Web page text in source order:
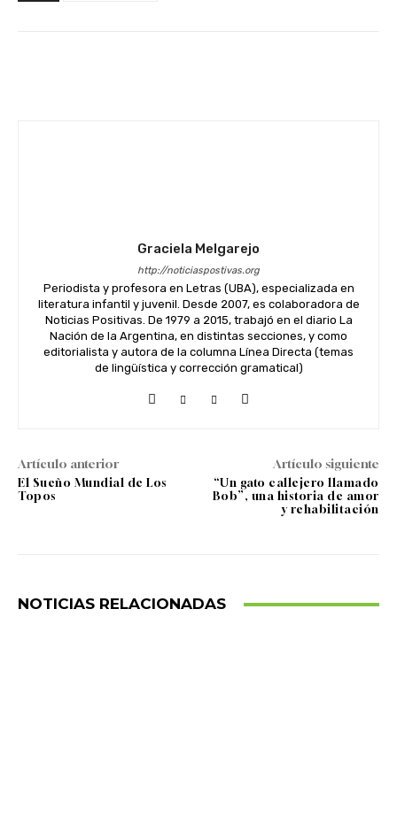
Graciela Melgarejo
http://noticiaspostivas.org
Periodista y profesora en Letras (UBA), especializada en
literatura infantil y juvenil. Desde 2007, es colaboradora de
Noticias Positivas. De 1979 a 2015, trabajó en el diario La
Nación de la Argentina, en distintas secciones, y como
editorialista y autora de la columna Línea Directa (temas
de lingüística y corrección gramatical)
Artículo anterior
El Sueño Mundial de Los
Topos
Artículo siguiente
“Un gato callejero llamado
Bob”, una historia de amor
y rehabilitación
NOTICIAS RELACIONADAS